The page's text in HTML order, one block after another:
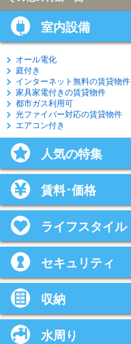
室内設備
オール電化
庭付き
インターネット無料の賃貸物件
家具家電付きの賃貸物件
都市ガス利用可
光ファイバー対応の賃貸物件
エアコン付き
人気の特集
賃料･価格
ライフスタイル
セキュリティ
収納
水周り